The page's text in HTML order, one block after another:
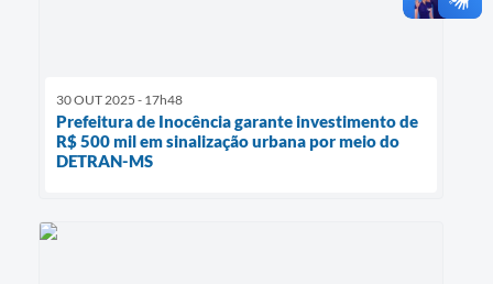
30 OUT 2025 - 17h48
Prefeitura de Inocência garante investimento de
R$ 500 mil em sinalização urbana por meio do
DETRAN-MS